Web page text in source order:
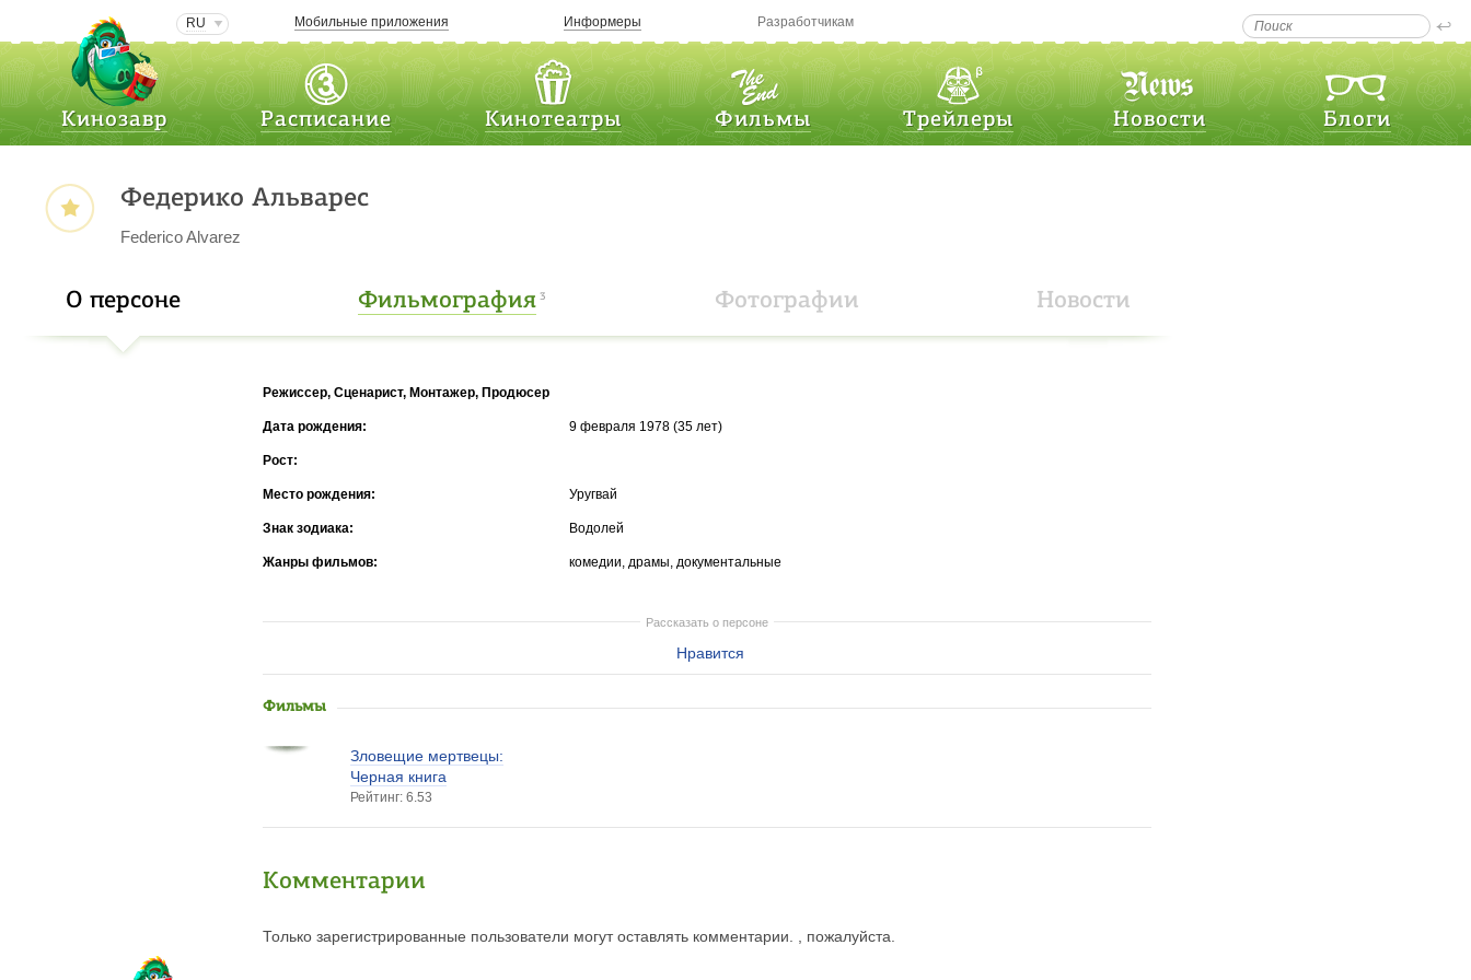
RU Мобильные приложения Информеры Разработчикам
Кинозавр Расписание Кинотеатры Фильмы Трейлеры Новости Блоги
Федерико Альварес
Federico Alvarez
О персоне Фильмография 3 Фотографии Новости
Режиссер, Сценарист, Монтажер, Продюсер
Дата рождения: 9 февраля 1978 (35 лет)
Рост:
Место рождения: Уругвай
Знак зодиака: Водолей
Жанры фильмов: комедии, драмы, документальные
Рассказать о персоне
Нравится
Фильмы
Зловещие мертвецы:
Черная книга
Рейтинг: 6.53
Комментарии
Только зарегистрированные пользователи могут оставлять комментарии. , пожалуйста.